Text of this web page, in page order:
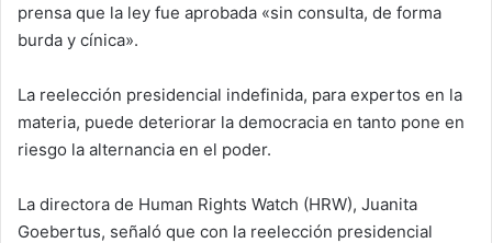
prensa que la ley fue aprobada «sin consulta, de forma
burda y cínica».
La reelección presidencial indefinida, para expertos en la
materia, puede deteriorar la democracia en tanto pone en
riesgo la alternancia en el poder.
La directora de Human Rights Watch (HRW), Juanita
Goebertus, señaló que con la reelección presidencial